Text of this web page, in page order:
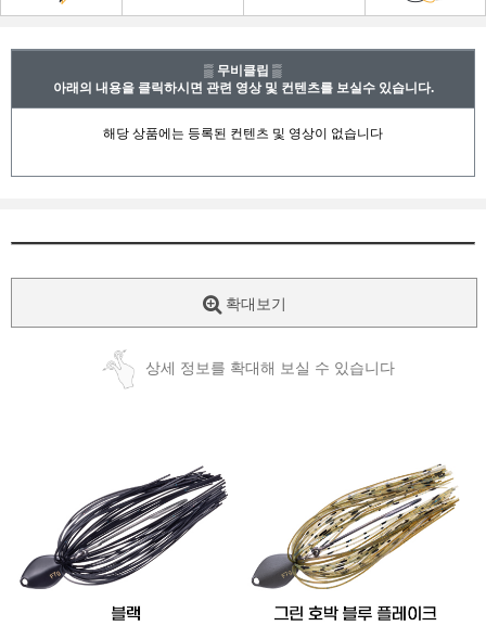
▒ 무비클립 ▒
아래의 내용을 클릭하시면 관련 영상 및 컨텐츠를 보실수 있습니다.
확대보기
상세 정보를 확대해 보실 수 있습니다